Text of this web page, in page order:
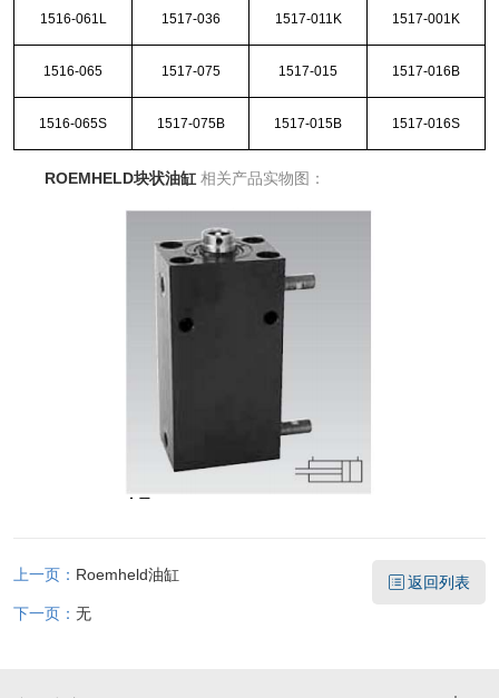
1516-061L 1517-036 1517-011K 1517-001K
1516-065 1517-075 1517-015 1517-016B
1516-065S 1517-075B 1517-015B 1517-016S
ROEMHELD块状油缸 相关产品实物图：
上一页： Roemheld油缸
下一页： 无
返回列表